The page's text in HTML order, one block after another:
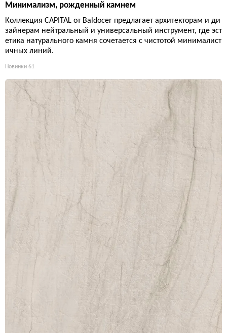
Минимализм, рожденный камнем
Коллекция CAPITAL от Baldocer предлагает архитекторам и ди
зайнерам нейтральный и универсальный инструмент, где эст
етика натурального камня сочетается с чистотой минималист
ичных линий.
Новинки 61